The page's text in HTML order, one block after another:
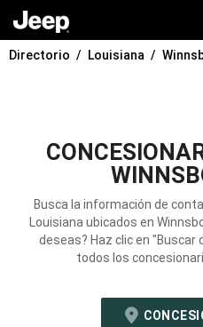
Directorio Louisiana
Busca la información de
Louisiana ubicados en
deseas? Haz clic en "Buscar
todos los